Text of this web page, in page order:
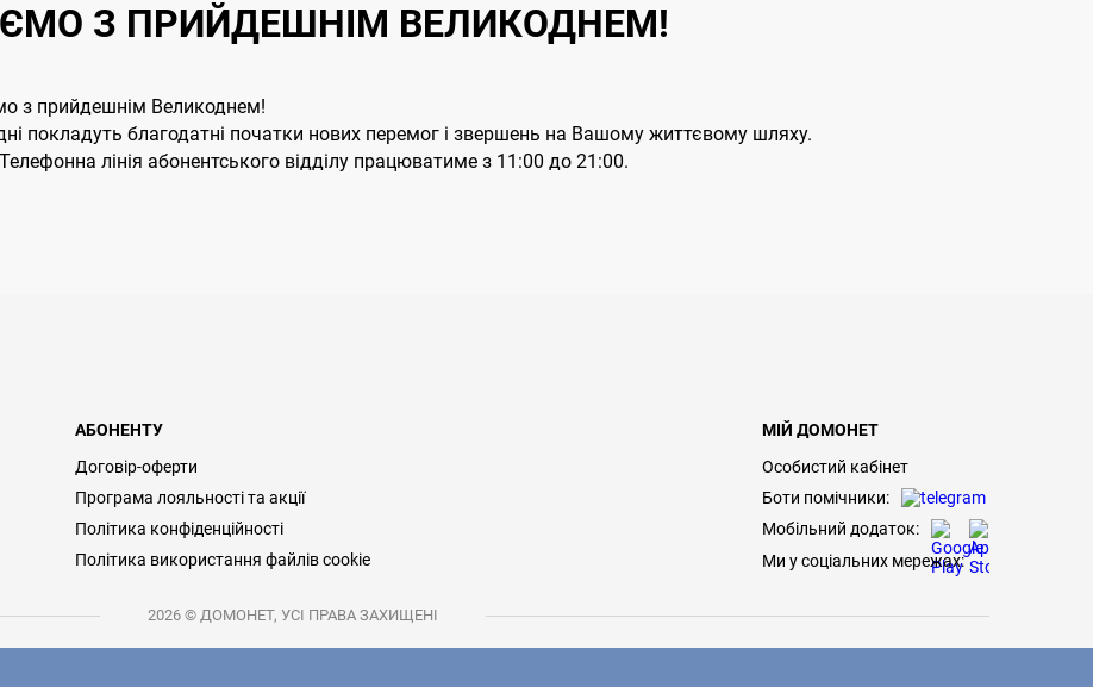
З ПРИЙДЕШНІМ ВЕЛИКОДНЕМ!
з прийдешнім Великоднем!
покладуть благодатні початки нових перемог і звершень на Вашому життєвому шляху.
лінія абонентського відділу працюватиме з 11:00 до 21:00.
АБОНЕНТУ
Договір-оферти
Програма лояльності та акції
Політика конфіденційності
Політика використання файлів cookie
МІЙ ДОМОНЕТ
Особистий кабінет
Боти помічники:
Мобільний додаток:
Ми у соціальних мережах:
2026 © ДОМОНЕТ, УСІ ПРАВА ЗАХИЩЕНІ